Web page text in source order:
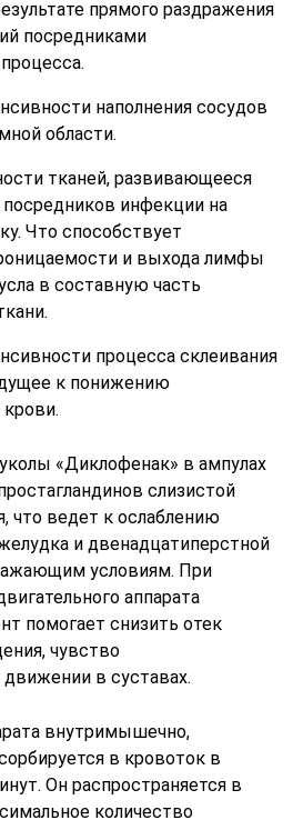
прямого раздражения
посредниками
наполнения сосудов
области.
тканей, развивающееся
инфекции на
Что способствует
и выхода лимфы
в составную часть
процесса склеивания
к понижению
«Диклофенак» в ампулах
слизистой
что ведет к ослаблению
и двенадцатиперстной
условиям. При
аппарата
помогает снизить отек
чувство
движении в суставах.
внутримышечно,
в кровоток в
Он распространяется в
количество